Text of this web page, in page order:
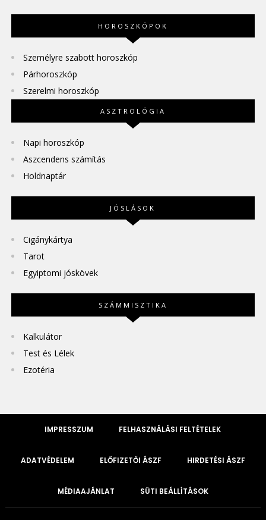
HOROSZKÓPOK
Személyre szabott horoszkóp
Párhoroszkóp
Szerelmi horoszkóp
ASZTROLÓGIA
Napi horoszkóp
Aszcendens számítás
Holdnaptár
JÓSLÁSOK
Cigánykártya
Tarot
Egyiptomi jóskövek
SZÁMMISZTIKA
Kalkulátor
Test és Lélek
Ezotéria
IMPRESSZUM FELHASZNÁLÁSI FELTÉTELEK
ADATVÉDELEM ELŐFIZETŐI ÁSZF HIRDETÉSI ÁSZF
MÉDIAAJÁNLAT SÜTI BEÁLLÍTÁSOK